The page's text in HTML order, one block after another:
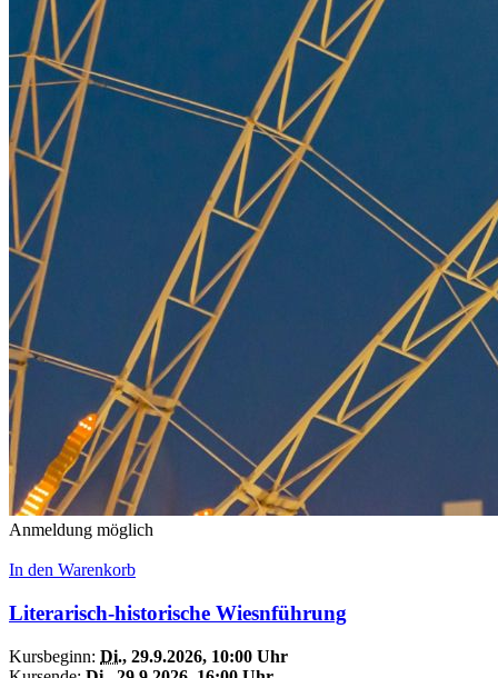
Anmeldung möglich
In den Warenkorb
Literarisch-historische Wiesnführung
Kursbeginn: Di., 29.9.2026, 10:00 Uhr